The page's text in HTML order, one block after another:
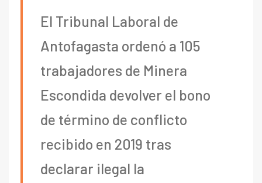
El Tribunal Laboral de
Antofagasta ordenó a 105
trabajadores de Minera
Escondida devolver el bono
de término de conflicto
recibido en 2019 tras
declarar ilegal la